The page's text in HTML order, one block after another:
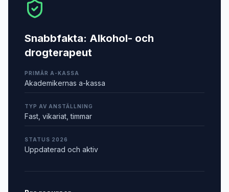
Snabbfakta: Alkohol- och
drogterapeut
PRIMÄR A-KASSA
Akademikernas a-kassa
TYP AV ANSTÄLLNING
Fast, vikariat, timmar
STATUS 2026
Uppdaterad och aktiv